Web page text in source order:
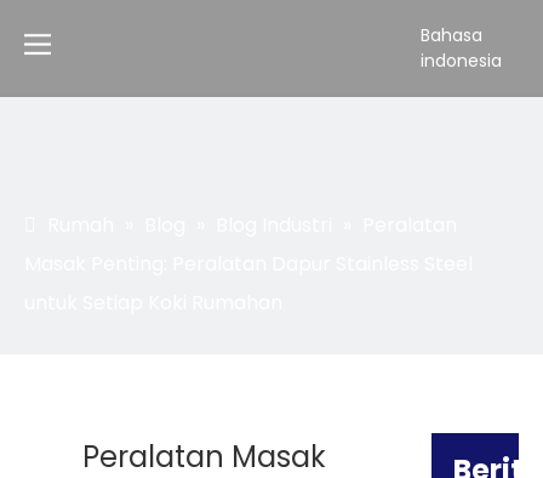
Bahasa
indonesia
Peralatan Masak